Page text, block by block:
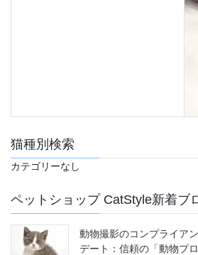
猫種別検索
カテゴリーなし
ペットショップ CatStyle新着ブ
動物撮影のコンプライア
デート：信頼の「動物プ